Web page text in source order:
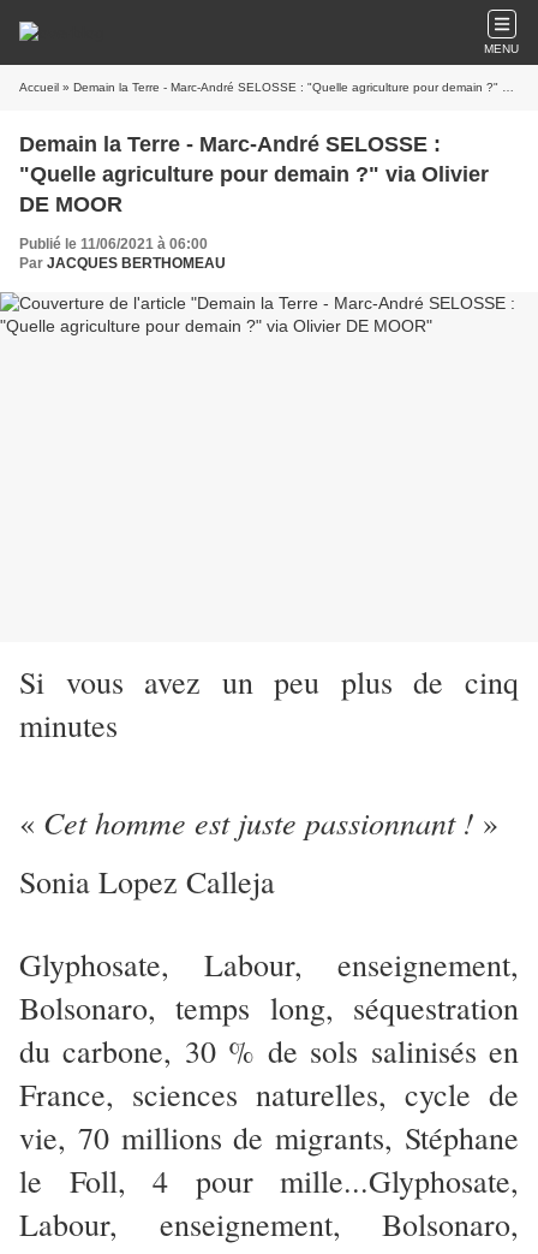
MENU
Accueil » Demain la Terre - Marc-André SELOSSE : "Quelle agriculture pour demain ?" via Olivier DE MOOR
Demain la Terre - Marc-André SELOSSE :
"Quelle agriculture pour demain ?" via Olivier
DE MOOR
Publié le 11/06/2021 à 06:00
Par JACQUES BERTHOMEAU
Si vous avez un peu plus de cinq
minutes
« Cet homme est juste passionnant ! »
Sonia Lopez Calleja
Glyphosate, Labour, enseignement,
Bolsonaro, temps long, séquestration
du carbone, 30 % de sols salinisés en
France, sciences naturelles, cycle de
vie, 70 millions de migrants, Stéphane
le Foll, 4 pour mille...Glyphosate,
Labour, enseignement, Bolsonaro,